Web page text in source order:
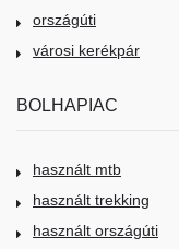
országúti
városi kerékpár
BOLHAPIAC
használt mtb
használt trekking
használt országúti